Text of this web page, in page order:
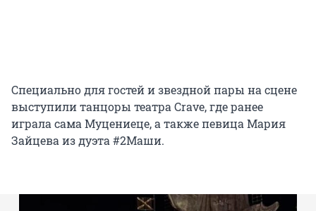
Специально для гостей и звездной пары на сцене
выступили танцоры театра Crave, где ранее
играла сама Муцениеце, а также певица Мария
Зайцева из дуэта #2Маши.